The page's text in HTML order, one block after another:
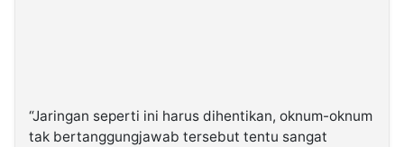
“Jaringan seperti ini harus dihentikan, oknum-oknum
tak bertanggungjawab tersebut tentu sangat